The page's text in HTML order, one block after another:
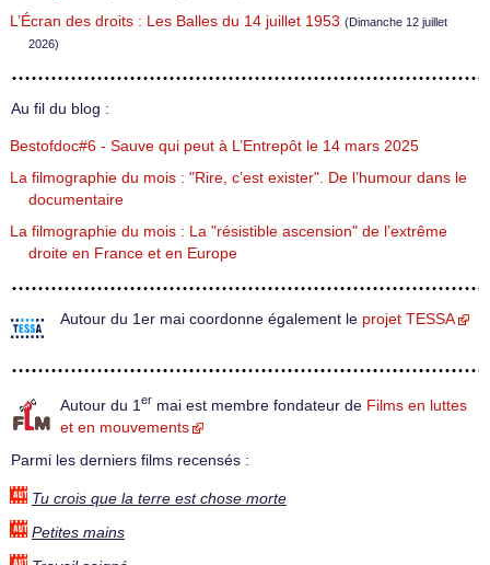
L’Écran des droits : Les Balles du 14 juillet 1953 (Dimanche 12 juillet
2026)
Au fil du blog :
Bestofdoc#6 - Sauve qui peut à L’Entrepôt le 14 mars 2025
La filmographie du mois : "Rire, c’est exister". De l’humour dans le
documentaire
La filmographie du mois : La "résistible ascension" de l’extrême
droite en France et en Europe
Autour du 1er mai coordonne également le projet TESSA
Autour du 1 er mai est membre fondateur de Films en luttes
et en mouvements
Parmi les derniers films recensés :
Tu crois que la terre est chose morte
Petites mains